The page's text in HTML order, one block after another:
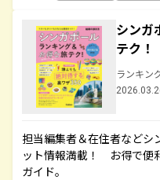
シンガ
テク！
ランキン
担当編集者＆在住者などシ
ット情報満載！ お得で便
ガイド。